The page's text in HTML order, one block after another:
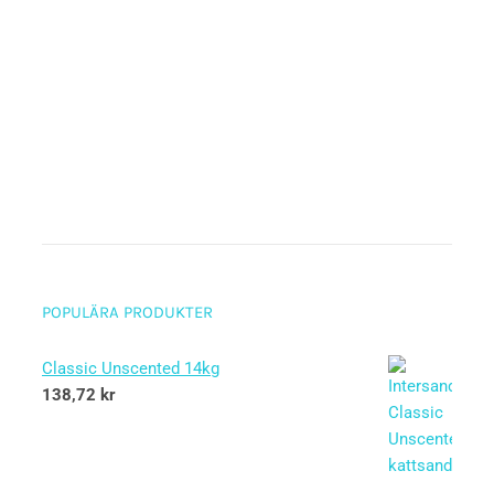
POPULÄRA PRODUKTER
Classic Unscented 14kg
138,72 kr